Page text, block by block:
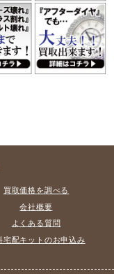
買取価格を調べる
会社概要
よくある質問
宅配キットのお申込み